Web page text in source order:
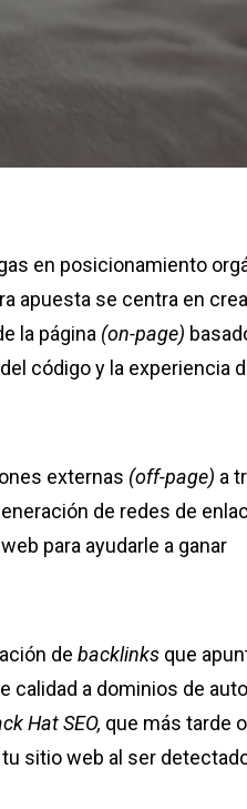
en posicionamiento
apuesta se centra en
la página (on-page)
código y la experiencia
externas (off-page) a
de redes de
para ayudarle a ganar
de backlinks que
calidad a dominios de
Hat SEO, que más tarde
sitio web al ser